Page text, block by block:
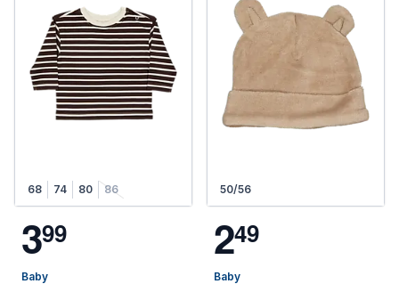
68 74 80 86
399
Baby
50/56
249
Baby